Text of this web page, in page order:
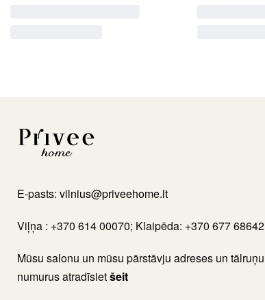
E-pasts: vilnius@priveehome.lt
Viļņa : +370 614 00070; Klaipēda: +370 677 68642
Mūsu salonu un mūsu pārstāvju adreses un tālruņu
numurus atradīsietšeit